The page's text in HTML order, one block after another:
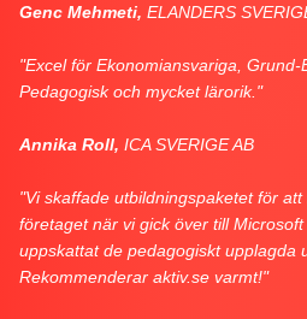
Genc Mehmeti, ELANDERS
"Excel för Ekonomiansvariga,
Pedagogisk och mycket lärorik."
Annika Roll, ICA SVERIGE AB
"Vi skaffade utbildningspaketet för
företaget när vi gick över till
uppskattat de pedagogiskt upplagda
Rekommenderar aktiv.se varmt!"